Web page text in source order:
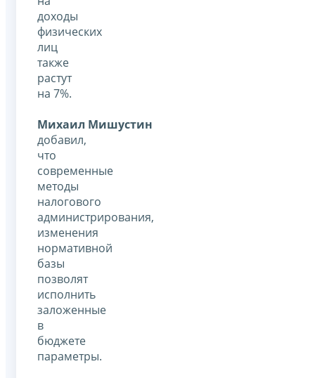
доходы
физических
лиц
также
растут
на 7%.
Михаил Мишустин
добавил,
что
современные
методы
налогового
администрирования,
изменения
нормативной
базы
позволят
исполнить
заложенные
в
бюджете
параметры.